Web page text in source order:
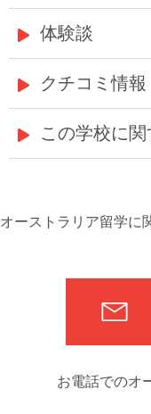
体験談
クチコミ情報
この学校に
オーストラリア留学に
お電話でのオ